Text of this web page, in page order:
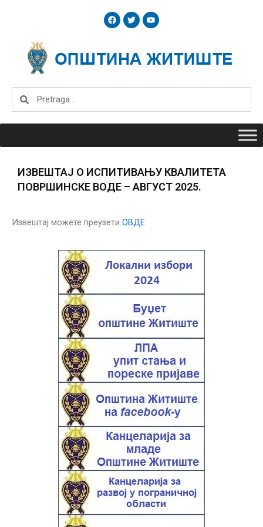
F
a
c
o
o
T
w
i
e
r
Y
o
u
b
e
Search
ИЗВЕШТАЈ О ИСПИТИВАЊУ КВАЛИТЕТА
ПОВРШИНСКЕ ВОДЕ – АВГУСТ 2025.
Извештај можете преузети ОВДЕ